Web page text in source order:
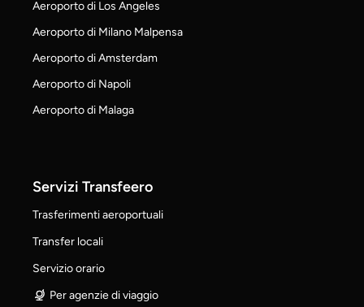
Aeroporto di Los Angeles
Aeroporto di Milano Malpensa
Aeroporto di Amsterdam
Aeroporto di Napoli
Aeroporto di Malaga
Servizi Transfeero
Trasferimenti aeroportuali
Transfer locali
Servizio orario
Per agenzie di viaggio